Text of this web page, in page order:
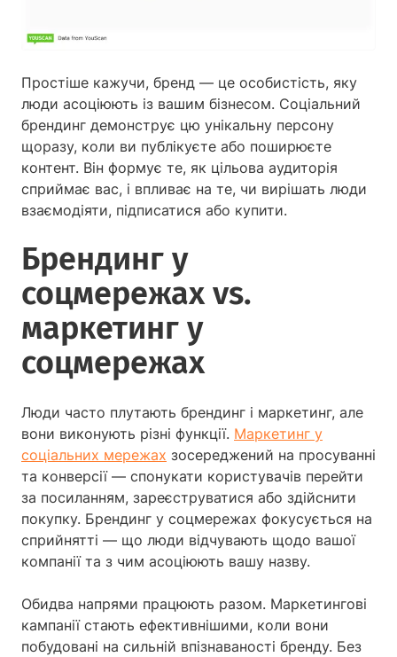
Простіше кажучи, бренд — це особистість, яку
люди асоціюють із вашим бізнесом. Соціальний
брендинг демонструє цю унікальну персону
щоразу, коли ви публікуєте або поширюєте
контент. Він формує те, як цільова аудиторія
сприймає вас, і впливає на те, чи вирішать люди
взаємодіяти, підписатися або купити.
Брендинг у
соцмережах vs.
маркетинг у
соцмережах
Люди часто плутають брендинг і маркетинг, але
вони виконують різні функції. Маркетинг у
соціальних мережах зосереджений на просуванні
та конверсії — спонукати користувачів перейти
за посиланням, зареєструватися або здійснити
покупку. Брендинг у соцмережах фокусується на
сприйнятті — що люди відчувають щодо вашої
компанії та з чим асоціюють вашу назву.
Обидва напрями працюють разом. Маркетингові
кампанії стають ефективнішими, коли вони
побудовані на сильній впізнаваності бренду. Без